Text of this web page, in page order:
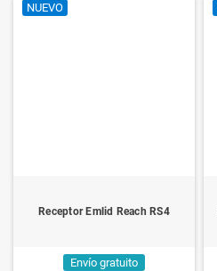
NUEVO
Receptor Emlid Reach RS4
Envío gratuito